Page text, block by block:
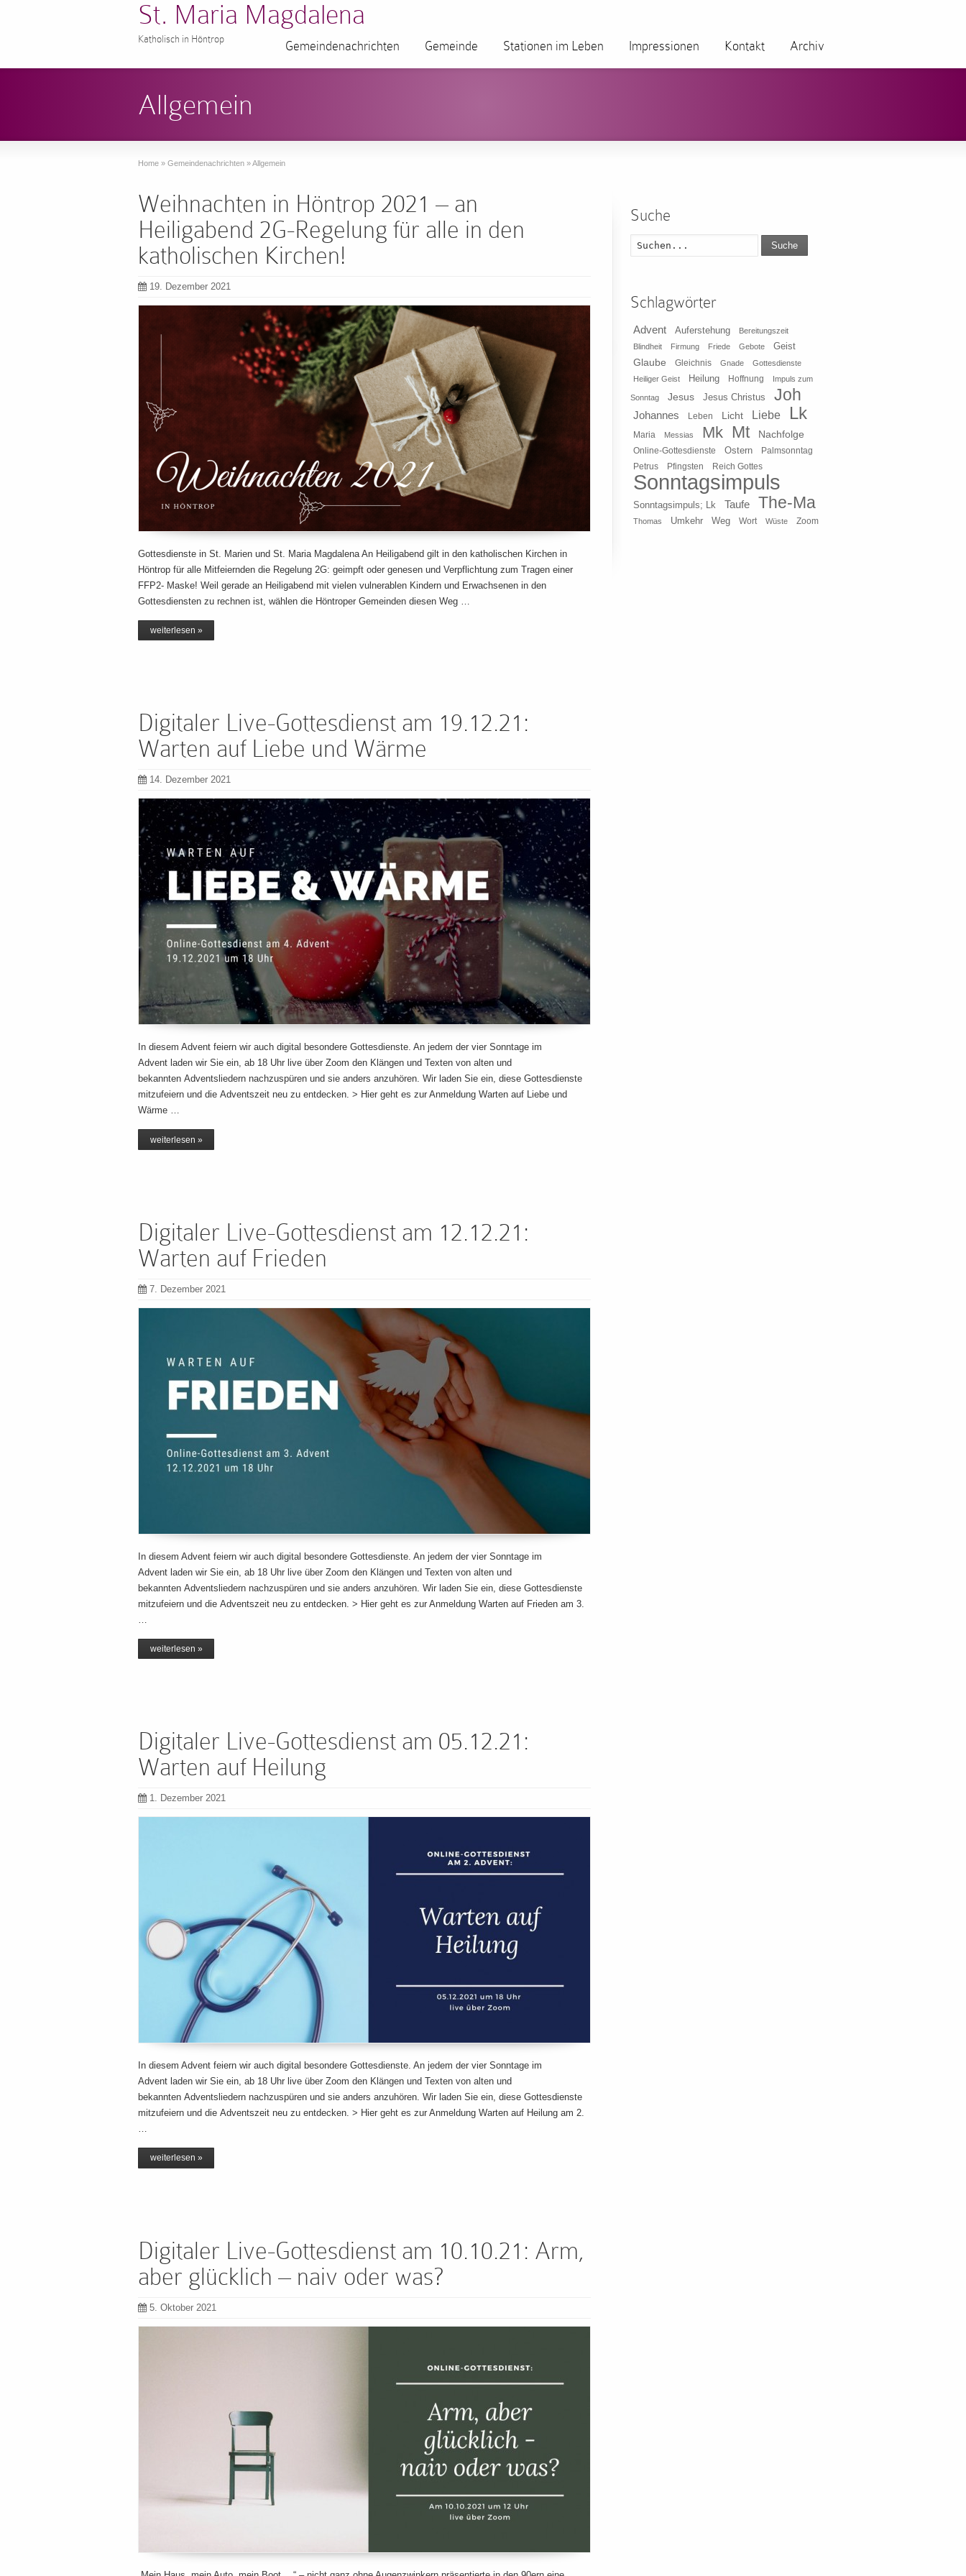
St. Maria Magdalena
Katholisch in Höntrop Gemeindenachrichten Gemeinde Stationen im Leben Impressionen Kontakt Archiv
Allgemein
Home » Gemeindenachrichten »Allgemein
Weihnachten in Höntrop 2021 – an
Heiligabend 2G-Regelung für alle in den
katholischen Kirchen!
19. Dezember 2021
Gottesdienste in St. Marien und St. Maria Magdalena An Heiligabend gilt in den katholischen Kirchen in
Höntrop für alle Mitfeiernden die Regelung 2G: geimpft oder genesen und Verpflichtung zum Tragen einer
FFP2- Maske! Weil gerade an Heiligabend mit vielen vulnerablen Kindern und Erwachsenen in den
Gottesdiensten zu rechnen ist, wählen die Höntroper Gemeinden diesen Weg …
weiterlesen »
Digitaler Live-Gottesdienst am 19.12.21:
Warten auf Liebe und Wärme
14. Dezember 2021
In diesem Advent feiern wir auch digital besondere Gottesdienste. An jedem der vier Sonntage im
Advent laden wir Sie ein, ab 18 Uhr live über Zoom den Klängen und Texten von alten und
bekannten Adventsliedern nachzuspüren und sie anders anzuhören. Wir laden Sie ein, diese Gottesdienste
mitzufeiern und die Adventszeit neu zu entdecken. > Hier geht es zur Anmeldung Warten auf Liebe und
Wärme …
weiterlesen »
Digitaler Live-Gottesdienst am 12.12.21:
Warten auf Frieden
7. Dezember 2021
In diesem Advent feiern wir auch digital besondere Gottesdienste. An jedem der vier Sonntage im
Advent laden wir Sie ein, ab 18 Uhr live über Zoom den Klängen und Texten von alten und
bekannten Adventsliedern nachzuspüren und sie anders anzuhören. Wir laden Sie ein, diese Gottesdienste
mitzufeiern und die Adventszeit neu zu entdecken. > Hier geht es zur Anmeldung Warten auf Frieden am 3.
weiterlesen »
Digitaler Live-Gottesdienst am 05.12.21:
Warten auf Heilung
1. Dezember 2021
In diesem Advent feiern wir auch digital besondere Gottesdienste. An jedem der vier Sonntage im
Advent laden wir Sie ein, ab 18 Uhr live über Zoom den Klängen und Texten von alten und
bekannten Adventsliedern nachzuspüren und sie anders anzuhören. Wir laden Sie ein, diese Gottesdienste
mitzufeiern und die Adventszeit neu zu entdecken. > Hier geht es zur Anmeldung Warten auf Heilung am 2.
…
weiterlesen »
Digitaler Live-Gottesdienst am 10.10.21: Arm,
aber glücklich – naiv oder was?
5. Oktober 2021
Suche
Suche
Schlagwörter
Advent Auferstehung
Bereitungszeit
Blindheit
Firmung Friede Gebote Geist
Glaube Gleichnis Gnade
Gottesdienste
Heiliger Geist
Heilung Hoffnung Impuls zum
Sonntag Jesus Jesus Christus Joh
Johannes Leben Licht Liebe Lk
Maria Messias Mk Mt Nachfolge
Online-Gottesdienste Ostern
Palmsonntag
Petrus
Pfingsten Reich Gottes
Sonntagsimpuls
Sonntagsimpuls; Lk Taufe The-Ma
Thomas Umkehr Weg Wort Wüste Zoom